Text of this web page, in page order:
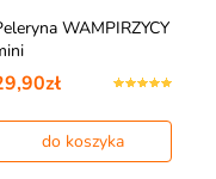
WAMPIRZYCY
do koszyka